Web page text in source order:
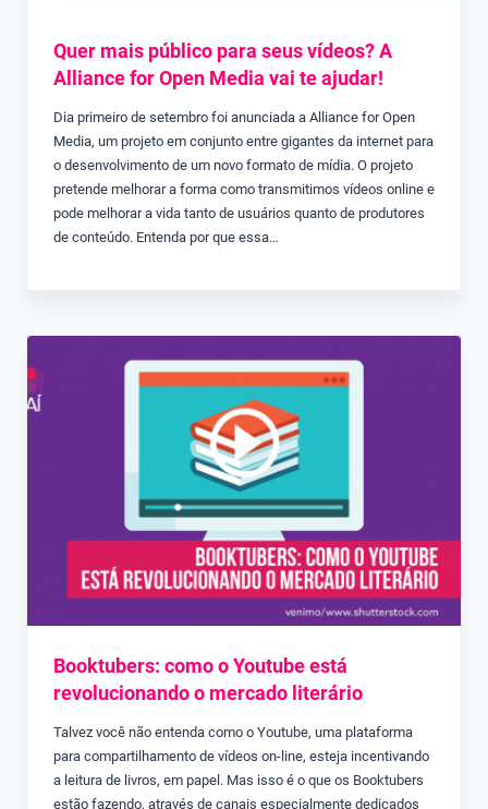
Quer mais público para seus vídeos? A
Alliance for Open Media vai te ajudar!
Dia primeiro de setembro foi anunciada a Alliance for Open
Media, um projeto em conjunto entre gigantes da internet para
o desenvolvimento de um novo formato de mídia. O projeto
pretende melhorar a forma como transmitimos vídeos online e
pode melhorar a vida tanto de usuários quanto de produtores
de conteúdo. Entenda por que essa…
Booktubers: como o Youtube está
revolucionando o mercado literário
Talvez você não entenda como o Youtube, uma plataforma
para compartilhamento de vídeos on-line, esteja incentivando
a leitura de livros, em papel. Mas isso é o que os Booktubers
estão fazendo, através de canais especialmente dedicados